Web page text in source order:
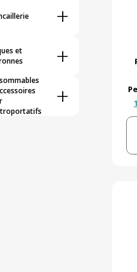
+
et
+
+